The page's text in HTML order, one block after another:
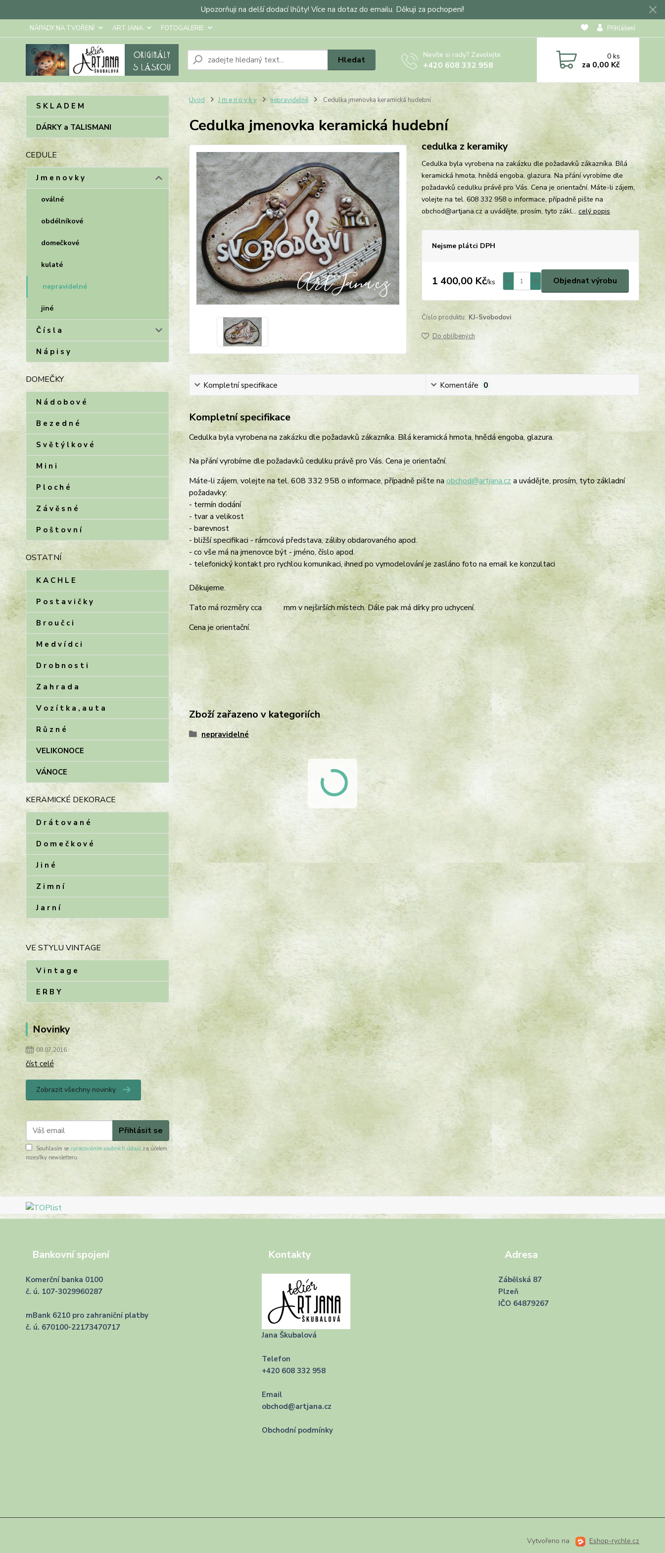
Upozorňuji na delší dodací lhůty! Více na dotaz do emailu. Děkuji za pochopení!
NÁPADY NA TVOŘENÍ ART JANA FOTOGALERIE Přihlášení
Hledat Nevíte si rady? Zavolejte.
+420 608 332 958
0ks
za 0,00 Kč
S K L A D E M
DÁRKY a TALISMANI
CEDULE
J m e n o v k y
oválné
obdélníkové
domečkové
kulaté
nepravidelné
jiné
Č í s l a
N á p i s y
DOMEČKY
N á d o b o v é
B e z e d n é
S v ě t ý l k o v é
M i n i
P l o c h é
Z á v ě s n é
P o š t o v n í
OSTATNÍ
K A C H L E
P o s t a v i č k y
B r o u č c i
M e d v í d c i
D r o b n o s t i
Z a h r a d a
V o z í t k a , a u t a
R ů z n é
VELIKONOCE
VÁNOCE
KERAMICKÉ DEKORACE
D r á t o v a n é
D o m e č k o v é
J i n é
Z i m n í
J a r n í
VE STYLU VINTAGE
V i n t a g e
E R B Y
Novinky
09.07.2016
číst celé
Zobrazit všechny novinky
Přihlásit se
Souhlasím se zpracováním osobních údajů za účelem
rozesílky newsletteru.
Úvod J m e n o v k y nepravidelné Cedulka jmenovka keramická hudební
Cedulka jmenovka keramická hudební
cedulka z keramiky
Cedulka byla vyrobena na zakázku dle požadavků zákazníka. Bílá
keramická hmota, hnědá engoba, glazura. Na přání vyrobíme dle
požadavků cedulku právě pro Vás. Cena je orientační. Máte-li zájem,
volejte na tel. 608 332 958 o informace, případně pište na
obchod@artjana.cz a uvádějte, prosím, tyto zákl... celý popis
Nejsme plátci DPH
1 400,00 Kč/ks Objednat výrobu
Číslo produktu: KJ-Svobodovi
Do oblíbených
Kompletní specifikace Komentáře 0
Kompletní specifikace
Cedulka byla vyrobena na zakázku dle požadavků zákazníka. Bílá keramická hmota, hnědá engoba, glazura.
Na přání vyrobíme dle požadavků cedulku právě pro Vás. Cena je orientační.
Máte-li zájem, volejte na tel. 608 332 958 o informace, případně pište na obchod@artjana.cz a uvádějte, prosím, tyto základní
požadavky:
- termín dodání
- tvar a velikost
- barevnost
- bližší specifikaci - rámcová představa, záliby obdarovaného apod.
- co vše má na jmenovce být - jméno, číslo apod.
- telefonický kontakt pro rychlou komunikaci, ihned po vymodelování je zasláno foto na email ke konzultaci
Děkujeme.
Tato má rozměry cca mm v nejširších místech. Dále pak má dírky pro uchycení.
Cena je orientační.
Zboží zařazeno v kategoriích
nepravidelné
Bankovní spojení
Komerční banka 0100
č. ú. 107-3029960287
mBank 6210 pro zahraniční platby
č. ú. 670100-22173470717
Kontakty
Jana Škubalová
Telefon
+420 608 332 958
Email
obchod@artjana.cz
Obchodní podmínky
Adresa
Zábělská 87
Plzeň
IČO 64879267
Vytvořeno na Eshop-rychle.cz